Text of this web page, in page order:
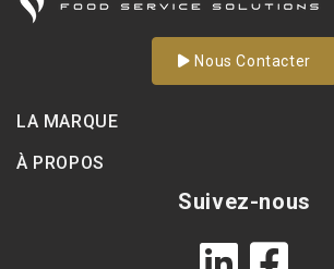
Nous Contacter
LA MARQUE
À PROPOS
Suivez-nous